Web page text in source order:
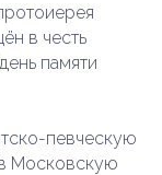
в честь
памяти
певческую
Московскую